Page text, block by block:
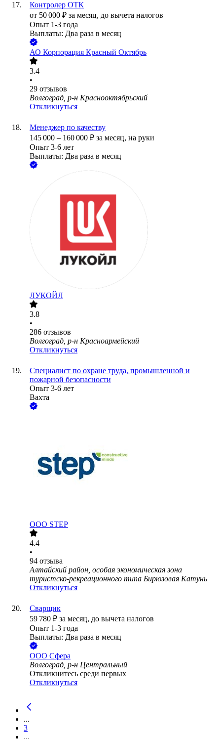
Контролер ОТК
от 50 000 ₽ за месяц, до вычета налогов
Опыт 1-3 года
Выплаты: Два раза в месяц
АО Корпорация Красный Октябрь
3.4
•
29 отзывов
Волгоград, р-н Краснооктябрьский
Откликнуться
Менеджер по качеству
145 000 – 160 000 ₽ за месяц, на руки
Опыт 3-6 лет
Выплаты: Два раза в месяц
ЛУКОЙЛ
3.8
•
286 отзывов
Волгоград, р-н Красноармейский
Откликнуться
Специалист по охране труда, промышленной и
пожарной безопасности
Опыт 3-6 лет
Вахта
ООО STEP
4.4
•
94 отзыва
Алтайский район, особая экономическая зона
туристско-рекреационного типа Бирюзовая Катунь
Откликнуться
Сварщик
59 780 ₽ за месяц, до вычета налогов
Опыт 1-3 года
Выплаты: Два раза в месяц
ООО Сфера
Волгоград, р-н Центральный
Откликнитесь среди первых
Откликнуться
...
3
...